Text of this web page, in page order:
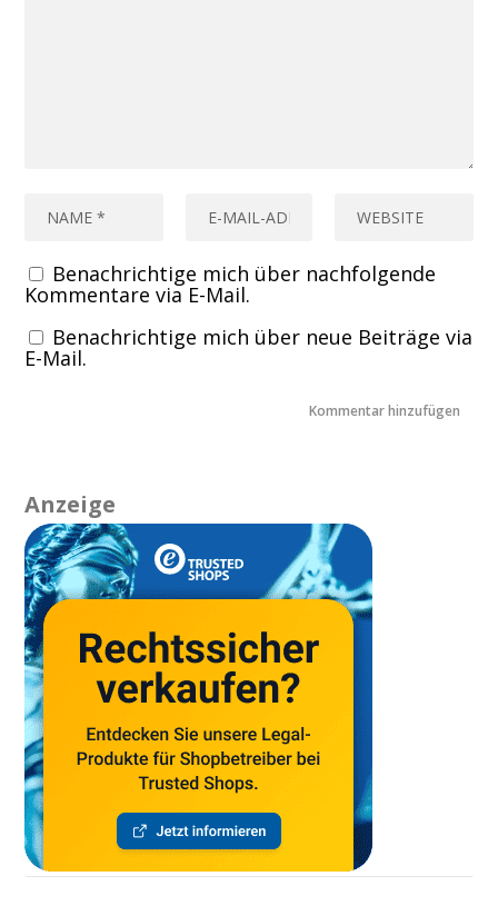
Benachrichtige mich über nachfolgende
Kommentare via E-Mail.
Benachrichtige mich über neue Beiträge via
E-Mail.
Anzeige